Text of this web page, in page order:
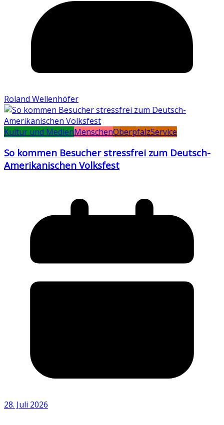
Roland Wellenhöfer
Kultur und MedienMenschenOberpfalzService
So kommen Besucher stressfrei zum Deutsch-
Amerikanischen Volksfest
28. Juli 2026